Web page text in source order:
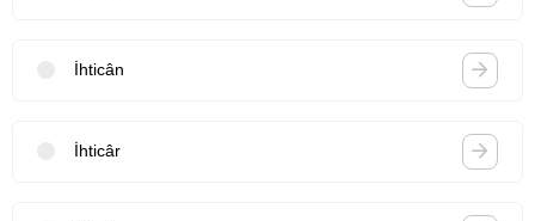
İhticân
İhticâr